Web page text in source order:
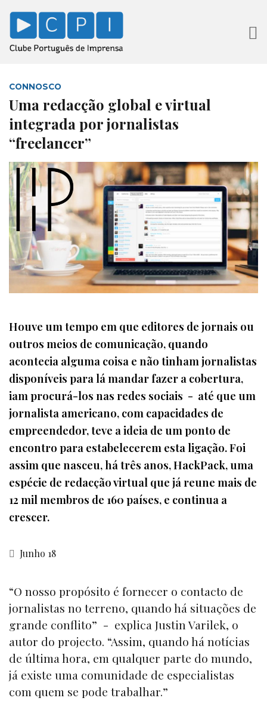
CONNOSCO
Uma redacção global e virtual
integrada por jornalistas
“freelancer”
Houve um tempo em que editores de jornais ou
outros meios de comunicação, quando
acontecia alguma coisa e não tinham jornalistas
disponíveis para lá mandar fazer a cobertura,
iam procurá-los nas redes sociais - até que um
jornalista americano, com capacidades de
empreendedor, teve a ideia de um ponto de
encontro para estabelecerem esta ligação. Foi
assim que nasceu, há três anos, HackPack, uma
espécie de redacção virtual que já reune mais de
12 mil membros de 160 países, e continua a
crescer.
Junho 18
“O nosso propósito é fornecer o contacto de
jornalistas no terreno, quando há situações de
grande conflito” - explica Justin Varilek, o
autor do projecto. “Assim, quando há notícias
de última hora, em qualquer parte do mundo,
já existe uma comunidade de especialistas
com quem se pode trabalhar.”